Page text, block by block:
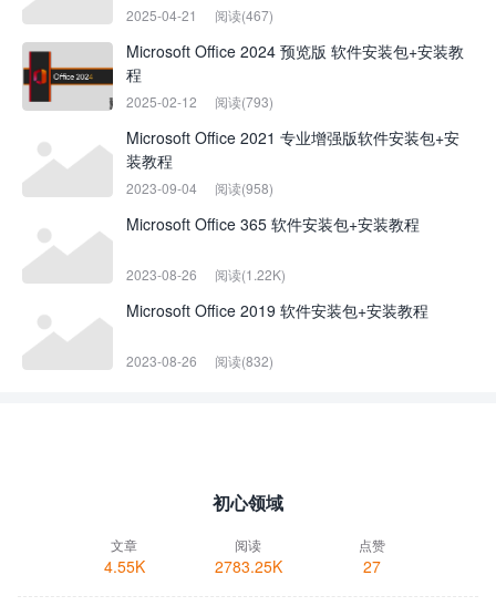
2025-04-21 阅读(467)
Microsoft Office 2024 预览版 软件安装包+安装教
程
2025-02-12 阅读(793)
Microsoft Office 2021 专业增强版软件安装包+安
装教程
2023-09-04 阅读(958)
Microsoft Office 365 软件安装包+安装教程
2023-08-26 阅读(1.22K)
Microsoft Office 2019 软件安装包+安装教程
2023-08-26 阅读(832)
初心领域
文章
4.55K
阅读
2783.25K
点赞
27